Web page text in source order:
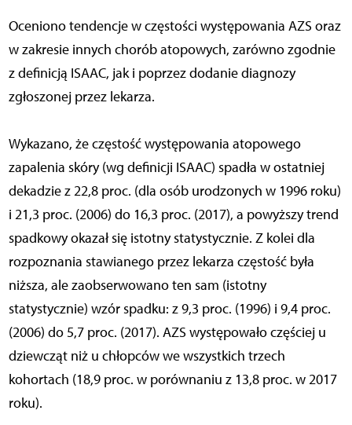
Oceniono tendencje w częstości występowania AZS oraz
w zakresie innych chorób atopowych, zarówno zgodnie
z definicją ISAAC, jak i poprzez dodanie diagnozy
zgłoszonej przez lekarza.
Wykazano, że częstość występowania atopowego
zapalenia skóry (wg definicji ISAAC) spadła w ostatniej
dekadzie z 22,8 proc. (dla osób urodzonych w 1996 roku)
i 21,3 proc. (2006) do 16,3 proc. (2017), a powyższy trend
spadkowy okazał się istotny statystycznie. Z kolei dla
rozpoznania stawianego przez lekarza częstość była
niższa, ale zaobserwowano ten sam (istotny
statystycznie) wzór spadku: z 9,3 proc. (1996) i 9,4 proc.
(2006) do 5,7 proc. (2017). AZS występowało częściej u
dziewcząt niż u chłopców we wszystkich trzech
kohortach (18,9 proc. w porównaniu z 13,8 proc. w 2017
roku).